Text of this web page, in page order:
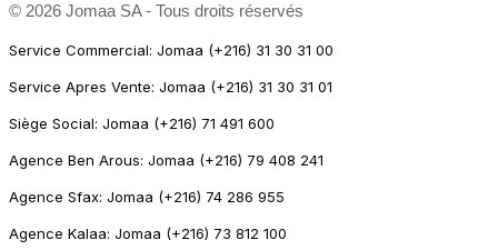
© 2026 Jomaa SA - Tous droits réservés
Service Commercial: Jomaa (+216) 31 30 31 00
Service Apres Vente: Jomaa (+216) 31 30 31 01
Siège Social: Jomaa (+216) 71 491 600
Agence Ben Arous: Jomaa (+216) 79 408 241
Agence Sfax: Jomaa (+216) 74 286 955
Agence Kalaa: Jomaa (+216) 73 812 100